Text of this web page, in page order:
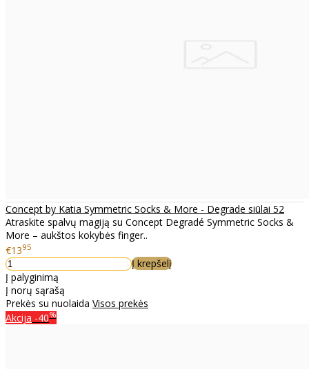
Concept by Katia Symmetric Socks & More - Degrade siūlai 52
Atraskite spalvų magiją su Concept Degradé Symmetric Socks &
More – aukštos kokybės finger..
€1395
Į krepšelį
Į palyginimą
Į norų sąrašą
Prekės su nuolaida Visos prekės
Akcija -40%